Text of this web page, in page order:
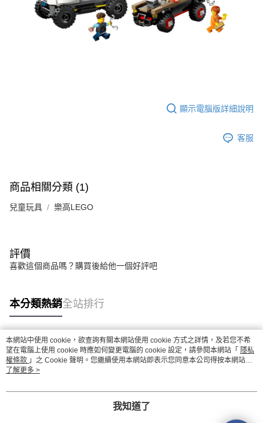
３．未成年的使用者請事先徵得法定代理人或監護人之同意方可使用
「AFTEE先享後付」，若未經同意申辦者引起之損失，本公司不負相關責
４．使用「AFTEE先享後付」時，將依據個別帳號之用戶狀況，依本公司即
顯示電腦版詳細說明
客服
商品相關分類 (1)
兒童玩具 樂高LEGO
評價
喜歡這個商品嗎？購買後給他一個好評吧
本分類熱銷全站排行
熱門標籤
本網站中使用 cookie，欲查詢有關本網站使用 cookie 方式之詳情，及若您不希
望在電腦上使用 cookie 時應如何變更電腦的 cookie 設定，請參閱本網站「 隱私
權條款 」之 Cookie 聲明。您繼續使用本網站即表示您同意本公司得按本網站使
用條款之 Cookie 聲明使用 cookie。
了解更多 >
我知道了